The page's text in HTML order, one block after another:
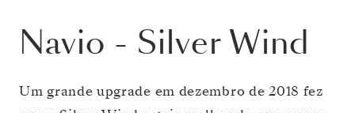
Navio - Silver Wind
Um grande upgrade em dezembro de 2018 fez